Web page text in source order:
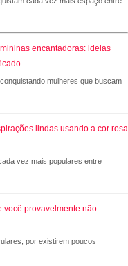
encantadoras: ideias
mulheres que buscam
lindas usando a cor rosa
vez mais populares entre
você provavelmente não
por existirem poucos